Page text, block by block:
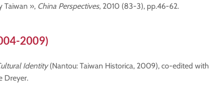
Taiwan », China Perspectives, 2010 (83-3), pp.46-62.
2009)
Identity(Nantou: Taiwan Historica, 2009), co-edited with
Dreyer.